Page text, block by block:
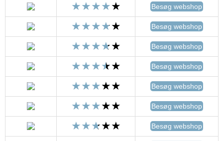
Besøg webshop
Besøg webshop
Besøg webshop
Besøg webshop
Besøg webshop
Besøg webshop
Besøg webshop